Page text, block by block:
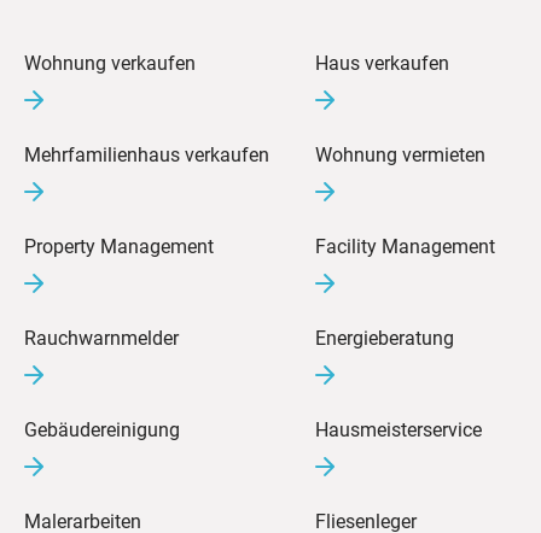
Wohnung verkaufen Haus verkaufen
Mehrfamilienhaus verkaufen Wohnung vermieten
Property Management Facility Management
Rauchwarnmelder Energieberatung
Gebäudereinigung Hausmeisterservice
Malerarbeiten Fliesenleger